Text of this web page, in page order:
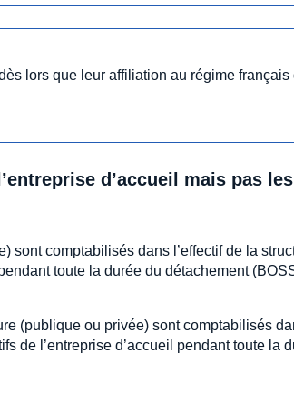
lors que leur affiliation au régime français
d’accueil mais pas les
sont comptabilisés dans l’effectif de la
toute la durée du détachement
(publique ou privée) sont comptabilisés
de l’entreprise d’accueil pendant toute la